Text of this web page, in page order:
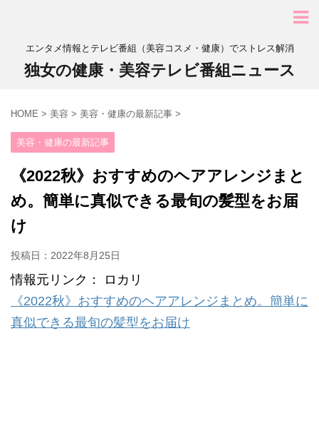
エンタメ情報とテレビ番組（美容コスメ・健康）でストレス解消
独女の健康・美容テレビ番組ニュース
HOME > 美容 > 美容・健康の最新記事 >
美容・健康の最新記事
《2022秋》おすすめのヘアアレンジまと
め。簡単に真似できる最旬の髪型をお届
け
投稿日： 2022年8月25日
情報元リンク： ロカリ
《2022秋》おすすめのヘアアレンジまとめ。簡単に
真似できる最旬の髪型をお届け